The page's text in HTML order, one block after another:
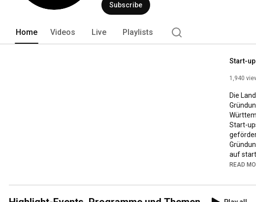
Subscribe
Home Videos Live Playlists
Start-
1,940
Die
Start-
auf
READ